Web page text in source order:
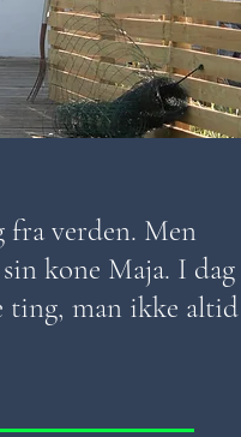
verden. Men
kone Maja. I dag
ting, man ikke altid